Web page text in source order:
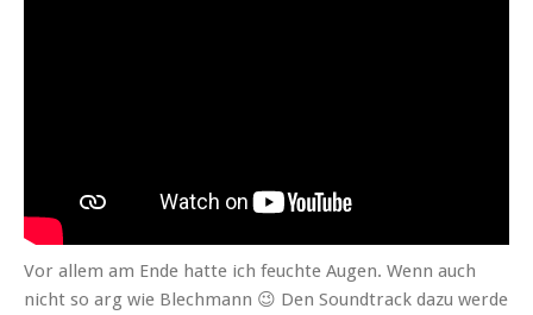
Vor allem am Ende hat­te ich feuchte Augen. Wenn auch
nicht so arg wie Blech­mann 😉 Den Sound­track dazu werde